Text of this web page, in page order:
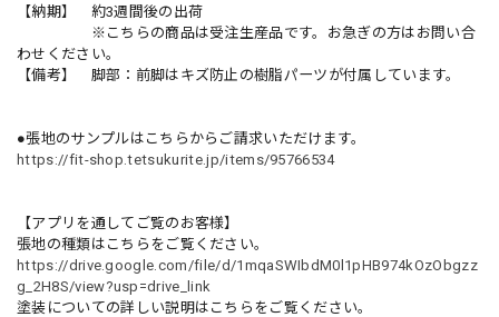
【納期】 約3週間後の出荷
※こちらの商品は受注生産品です。お急ぎの方はお問い合
わせください。
【備考】 脚部：前脚はキズ防止の樹脂パーツが付属しています。
●張地のサンプルはこちらからご請求いただけます。
https://fit-shop.tetsukurite.jp/items/95766534
【アプリを通してご覧のお客様】
張地の種類はこちらをご覧ください。
https://drive.google.com/file/d/1mqaSWIbdM0l1pHB974kOzObgzz
g_2H8S/view?usp=drive_link
塗装についての詳しい説明はこちらをご覧ください。